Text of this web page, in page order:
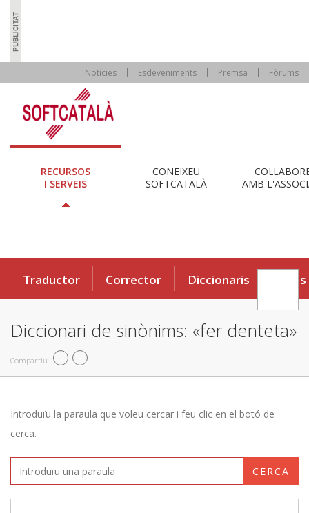
Notícies Esdeveniments Premsa Fòrums
RECURSOS
I SERVEIS
CONEIXEU
SOFTCATALÀ
AMB
Traductor Corrector Diccionaris Eines
Diccionari de sinònims: «fer denteta»
Compartiu
Introduïu la paraula que voleu cercar i feu clic en el botó de
cerca.
CERCA